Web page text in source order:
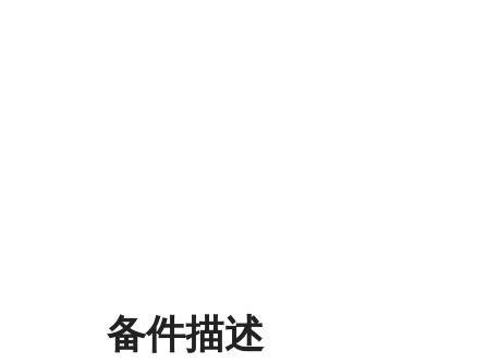
备件描述